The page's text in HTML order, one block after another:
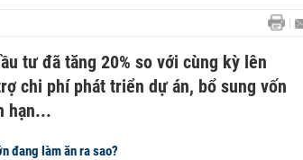
tư đã tăng 20% so với cùng kỳ lên
chi phí phát triển dự án, bổ sung vốn
hạn...
đang làm ăn ra sao?